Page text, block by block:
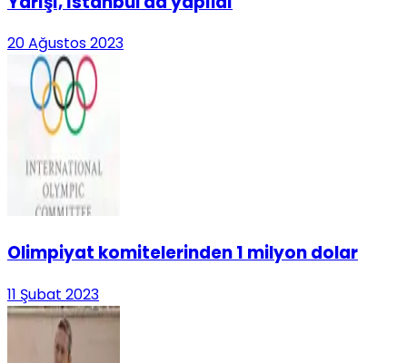
20 Ağustos 2023
Olimpiyat komitelerinden 1 milyon dolar
11 Şubat 2023